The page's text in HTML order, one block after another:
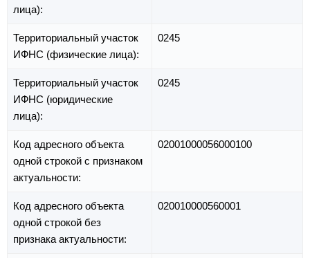
лица):
Территориальный участок
ИФНС (физические лица):
0245
Территориальный участок
ИФНС (юридические
лица):
0245
Код адресного объекта
одной строкой с признаком
актуальности:
02001000056000100
Код адресного объекта
одной строкой без
признака актуальности:
020010000560001